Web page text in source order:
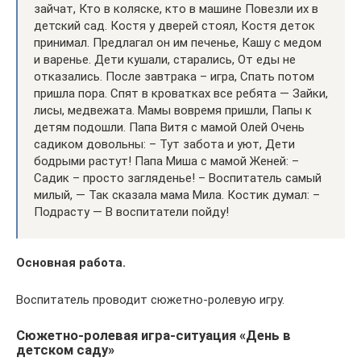
зайчат, Кто в коляске, кто в машине Повезли их в
детский сад. Костя у дверей стоял, Костя деток
принимал. Предлагал он им печенье, Кашу с медом
и варенье. Дети кушали, старались, От еды не
отказались. После завтрака – игра, Спать потом
пришла пора. Спят в кроватках все ребята — Зайки,
лисы, медвежата. Мамы вовремя пришли, Папы к
детям подошли. Папа Витя с мамой Олей Очень
садиком довольны: – Тут забота и уют, Дети
бодрыми растут! Папа Миша с мамой Женей: –
Садик – просто загляденье! – Воспитатель самый
милый, — Так сказала мама Мила. Костик думал: –
Подрасту — В воспитатели пойду!
Основная работа.
Воспитатель проводит сюжетно-ролевую игру.
Сюжетно-ролевая игра-ситуация «День в
детском саду»